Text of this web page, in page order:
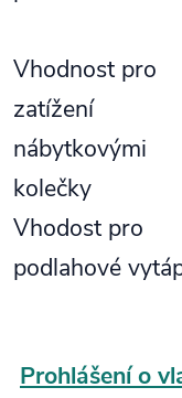
Vhodnost pro
zatížení
nábytkovými
kolečky
Vhodost pro
podlahové
Prohlášení o